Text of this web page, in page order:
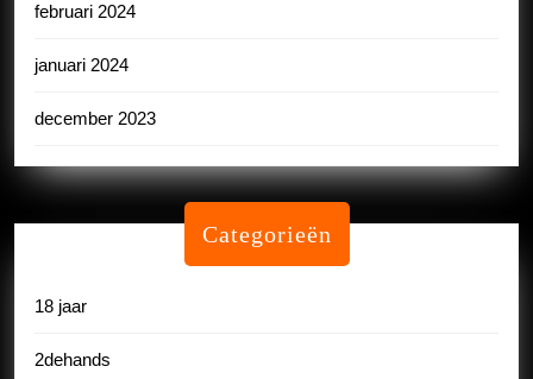
februari 2024
januari 2024
december 2023
Categorieën
18 jaar
2dehands